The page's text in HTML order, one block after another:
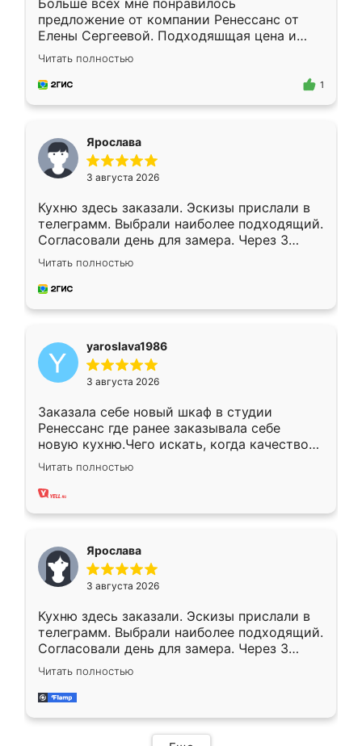
Больше всех мне понравилось
предложение от компании Ренессанс от
Елены Сергеевой. Подходяшщая цена и
короткие сроки изготовления. Приехавший
для замера сотрудник Владислав
предложил по моему эскизу самый
Читать полностью
1
Ярослава
3 августа 2026
Кухню здесь заказали. Эскизы прислали в
телеграмм. Выбрали наиболее подходящий.
Согласовали день для замера. Через 3
недели кухня была уже готова. Остались
довольны работой. Спасибо Ренессанс
мебель за качественную работу!
Читать полностью
yaroslava1986
3 августа 2026
Заказала себе новый шкаф в студии
Ренессанс где ранее заказывала себе
новую кухню.Чего искать, когда качеством
вполне довольна. Служит кухня уже почти
два года, нареканий нет.
Читать полностью
Ярослава
3 августа 2026
Кухню здесь заказали. Эскизы прислали в
телеграмм. Выбрали наиболее подходящий.
Согласовали день для замера. Через 3
недели кухня была уже готова. Остались
довольны работой. Спасибо Ренессанс
мебель за качественную работу!
Читать полностью